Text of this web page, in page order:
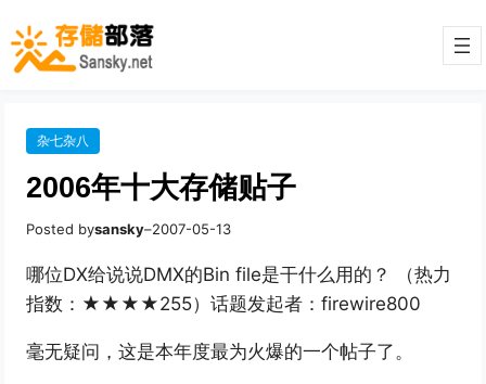
杂七杂八
2006年十大存储贴子
Posted bysansky–2007-05-13
哪位DX给说说DMX的Bin file是干什么用的？ （热力
指数：★★★★255）话题发起者：firewire800
毫无疑问，这是本年度最为火爆的一个帖子了。